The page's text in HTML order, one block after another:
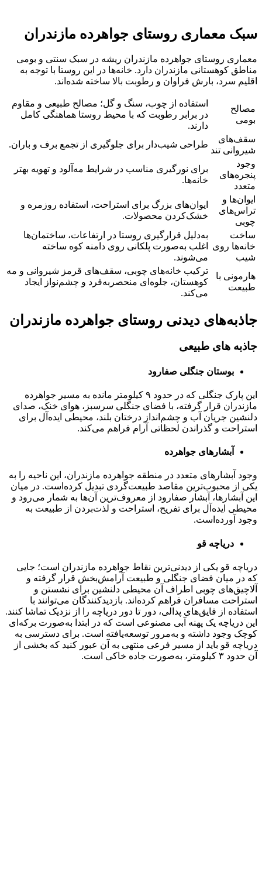
سبک معماری روستای جواهرده مازندران
معماری روستای جواهرده مازندران ریشه در سبک سنتی و بومی
مناطق کوهستانی مازندران دارد. خانه‌ها در این روستا با توجه به
اقلیم سرد، بارش فراوان و رطوبت بالا ساخته شده‌اند.
مصالح
بومی
استفاده از چوب، سنگ و گل؛ مصالح طبیعی و مقاوم
در برابر رطوبت که با محیط روستا هماهنگی کامل
دارند.
سقف‌های
شیروانی تند
طراحی شیب‌دار برای جلوگیری از تجمع برف و باران.
وجود
پنجره‌های
متعدد
برای نورگیری مناسب در شرایط مه‌آلود و تهویه بهتر
خانه‌ها.
ایوان‌ها و
تراس‌های
چوبی
ایوان‌های بزرگ برای استراحت، استفاده روزمره و
خشک‌کردن محصولات.
ساخت
خانه‌ها روی
شیب
به‌دلیل قرارگیری روستا در ارتفاعات، ساختمان‌ها
اغلب به‌صورت پلکانی روی دامنه کوه ساخته
می‌شوند.
هارمونی با
طبیعت
ترکیب خانه‌های چوبی، سقف‌های قرمز شیروانی و مه
کوهستان، جلوه‌ای منحصربه‌فرد و چشم‌نواز ایجاد
می‌کند.
جاذبه‌های دیدنی روستای جواهرده مازندران
جاذبه های طبیعی
بوستان جنگلی صفارود
این پارک جنگلی که در حدود ۹ کیلومتر مانده به مسیر جواهرده
مازندران قرار گرفته، با فضای جنگلی سرسبز، هوای خنک، صدای
دلنشین جریان آب و چشم‌انداز درختان بلند، محیطی ایده‌آل برای
استراحت و گذراندن لحظاتی آرام فراهم می‌کند.
آبشارهای جواهرده
وجود آبشارهای متعدد در منطقه جواهرده مازندران، این ناحیه را به
یکی از محبوب‌ترین مقاصد طبیعت‌گردی تبدیل کرده‌است. در میان
این آبشارها، آبشار صفارود از معروف‌ترین آن‌ها به شمار می‌رود و
محیطی ایده‌آل برای تفریح، استراحت و لذت‌بردن از طبیعت به
وجود آورده‌است.
دریاچه قو
دریاچه قو یکی از دیدنی‌ترین نقاط جواهرده مازندران است؛ جایی
که در میان فضای جنگلی و طبیعت آرامش‌بخش قرار گرفته و
آلاچیق‌های چوبی اطراف آن محیطی دلنشین برای نشستن و
استراحت مسافران فراهم کرده‌اند. بازدیدکنندگان می‌توانند با
استفاده از قایق‌های پدالی، دور تا دور دریاچه را از نزدیک تماشا کنند.
این دریاچه یک پهنه آبی مصنوعی است که در ابتدا به‌صورت برکه‌ای
کوچک وجود داشته و به‌مرور توسعه‌یافته است. برای دسترسی به
دریاچه قو باید از مسیر فرعی منتهی به آن عبور کنید که بخشی از
آن حدود ۳ کیلومتر، به‌صورت جاده خاکی است.